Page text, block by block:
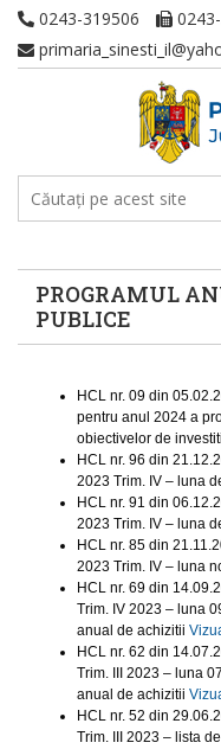
0243-319506
PROGRAMUL
PUBLICE
HCL nr. 09 din
pentru anul 2024 a
obiectivelor de
HCL nr. 96 din
2023 Trim. IV – luna
HCL nr. 91 din
2023 Trim. IV – luna
HCL nr. 85 din
2023 Trim. IV – luna
HCL nr. 69 din
Trim. IV 2023 – luna
anual de achizitii
HCL nr. 62 din
Trim. III 2023 – luna
anual de achizitii
HCL nr. 52 din
Trim. III 2023 – lista